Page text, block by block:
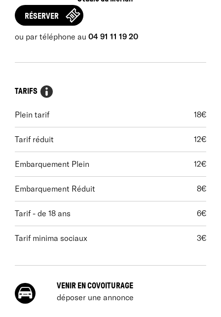
danse.
RÉSERVER
ou par téléphone au 04 91 11 19 20
TARIFS
Plein tarif 18€
Tarif réduit 12€
Embarquement Plein 12€
Embarquement Réduit 8€
Tarif - de 18 ans 6€
Tarif minima sociaux 3€
VENIR EN COVOITURAGE
déposer une annonce